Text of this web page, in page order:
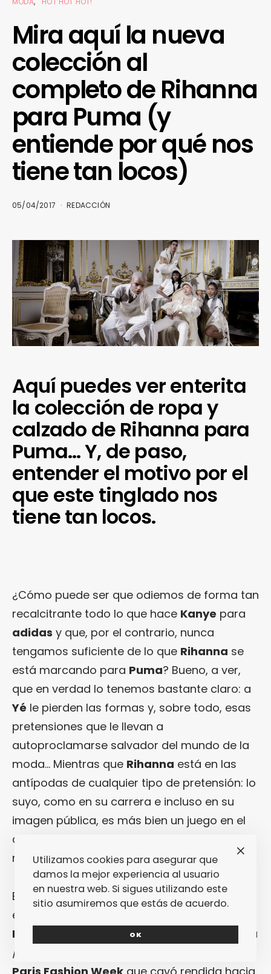
Mira aquí la nueva
colección al
completo de Rihanna
para Puma (y
entiende por qué nos
tiene tan locos)
05/04/2017 REDACCIÓN
Aquí puedes ver enterita
la colección de ropa y
calzado de Rihanna para
Puma… Y, de paso,
entender el motivo por el
que este tinglado nos
tiene tan locos.
¿Cómo puede ser que odiemos de forma tan
recalcitrante todo lo que hace Kanye para
adidas y que, por el contrario, nunca
tengamos suficiente de lo que Rihanna se
está marcando para Puma? Bueno, a ver,
que en verdad lo tenemos bastante claro: a
Yé le pierden las formas y, sobre todo, esas
pretensiones que le llevan a
autoproclamarse salvador del mundo de la
moda… Mientras que Rihanna está en las
antípodas de cualquier tipo de pretensión: lo
suyo, como en su carrera e incluso en su
imagen pública, es más bien un juego en el
que prima el «
respuesta sea divertida.
Eso es lo que prima de forma más que
evidente en la colección de
Rihanna
para esta temporada de primavera
/ verano 2017, presentada en una reciente
Utilizamos cookies para asegurar que
damos la mejor experiencia al usuario
en nuestra web. Si sigues utilizando este
sitio asumiremos que estás de acuerdo.
OK